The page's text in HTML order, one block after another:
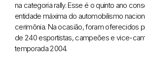
na categoria rally. Esse é o quinto ano
entidade máxima do automobilismo
cerimônia. Na ocasião, foram oferecidos
de 240 esportistas, campeões e vice-
temporada 2004.